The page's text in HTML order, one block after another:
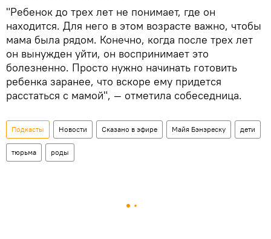
"Ребенок до трех лет не понимает, где он
находится. Для него в этом возрасте важно, чтобы
мама была рядом. Конечно, когда после трех лет
он вынужден уйти, он воспринимает это
болезненно. Просто нужно начинать готовить
ребенка заранее, что вскоре ему придется
расстаться с мамой", — отметила собеседница.
Подкасты Новости Сказано в эфире Майя Бэнэреску дети
тюрьма роды